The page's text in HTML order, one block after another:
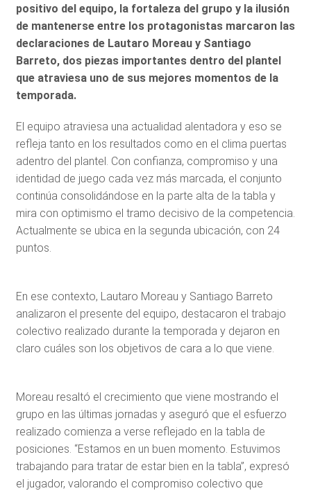
positivo del equipo, la fortaleza del grupo y la ilusión
de mantenerse entre los protagonistas marcaron las
declaraciones de Lautaro Moreau y Santiago
Barreto, dos piezas importantes dentro del plantel
que atraviesa uno de sus mejores momentos de la
temporada.
El equipo atraviesa una actualidad alentadora y eso se
refleja tanto en los resultados como en el clima puertas
adentro del plantel. Con confianza, compromiso y una
identidad de juego cada vez más marcada, el conjunto
continúa consolidándose en la parte alta de la tabla y
mira con optimismo el tramo decisivo de la competencia.
Actualmente se ubica en la segunda ubicación, con 24
puntos.
En ese contexto, Lautaro Moreau y Santiago Barreto
analizaron el presente del equipo, destacaron el trabajo
colectivo realizado durante la temporada y dejaron en
claro cuáles son los objetivos de cara a lo que viene.
Moreau resaltó el crecimiento que viene mostrando el
grupo en las últimas jornadas y aseguró que el esfuerzo
realizado comienza a verse reflejado en la tabla de
posiciones. “Estamos en un buen momento. Estuvimos
trabajando para tratar de estar bien en la tabla”, expresó
el jugador, valorando el compromiso colectivo que